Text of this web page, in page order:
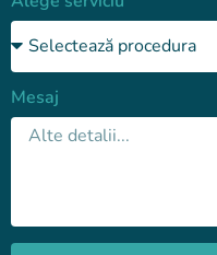
Mesaj